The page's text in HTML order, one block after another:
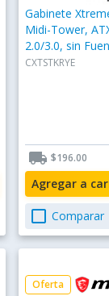
Gabinete
Midi-Tower,
2.0/3.0, sin
Instalados,
CXTSTKRYE
local_shipping $196.00
Agregar a
check_box_outline_blank Comparar
Oferta